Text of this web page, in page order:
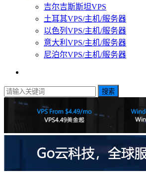
吉尔吉斯斯坦VPS
土耳其VPS/主机/服务器
以色列VPS/主机/服务器
意大利VPS/主机/服务器
尼泊尔VPS/主机/服务器
搜索